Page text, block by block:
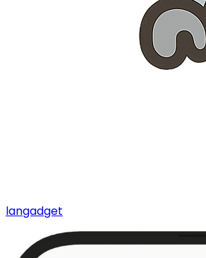
langadget